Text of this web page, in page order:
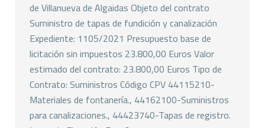
de Villanueva de Algaidas Objeto del contrato
Suministro de tapas de fundición y canalización
Expediente: 1105/2021 Presupuesto base de
licitación sin impuestos 23.800,00 Euros Valor
estimado del contrato: 23.800,00 Euros Tipo de
Contrato: Suministros Código CPV 44115210-
Materiales de fontanería., 44162100-Suministros
para canalizaciones., 44423740-Tapas de registro.